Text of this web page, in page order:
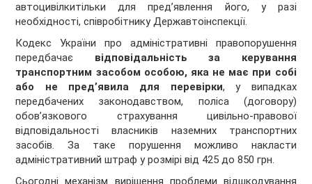
автоцивілкитільки для пред’явлення його, у разі
необхідності, співробітнику Державтоінспекції.
Кодекс України про адміністративні правопорушення
передбачає відповідальність за керування
транспортним засобом особою, яка не має при собі
або не пред’явила для перевірки, у випадках
передбачених законодавством, поліса (договору)
обов’язкового страхування цивільно-правової
відповідальності власників наземних транспортних
засобів. За таке порушення можливо накласти
адміністративний штраф у розмірі від 425 до 850 грн.
Сьогодні механізм вирішення проблеми відшкодування